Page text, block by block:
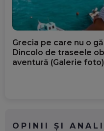
Grecia pe care nu o
Dincolo de traseele
aventură (Galerie foto)
OPINII ȘI